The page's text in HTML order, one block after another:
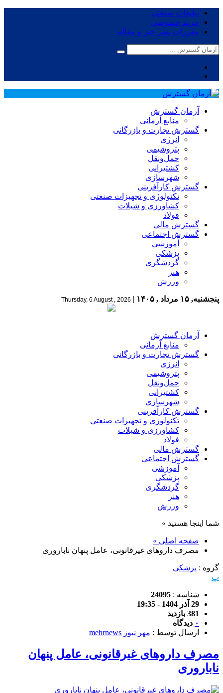
تبلیغات صنعتی
حریم خصوصی
مقررات نشر خبر و مقاله
آرمان گسترش
منابع آرمانی
گسترش تجارت و بازرگانی
انرژی
پتروشیمی
حمل‌و‌نقل
کشتیرانی
شهرسازی
گسترش کارآفرینی
تکنولوژی و تجهیزات صنعتی
کشاورزی و شیلات
فولاد
گسترش مالی
گسترش اجتماعی
آموزشی
پزشکی
گردشگری
هنر
ورزش
پنجشنبه, ۱۵ مرداد , ۱۴۰۵ |
Thursday, 6 August , 2026
آرمان گسترش
منابع آرمانی
گسترش تجارت و بازرگانی
انرژی
پتروشیمی
حمل‌و‌نقل
کشتیرانی
شهرسازی
گسترش کارآفرینی
تکنولوژی و تجهیزات صنعتی
کشاورزی و شیلات
فولاد
گسترش مالی
گسترش اجتماعی
آموزشی
پزشکی
گردشگری
هنر
ورزش
شما اینجا هستید »
صفحه اصلی »
مصرف داروهای غیرقانونی، عامل پنهان ناباروری
گروه : پزشکی
پ
شناسه : 24095
29 آذر 1404 - 19:35
381 بازدید
۰ دیدگاه
ارسال توسط : مهر نیوز mehrnews
مصرف داروهای غیرقانونی، عامل پنهان
ناباروری